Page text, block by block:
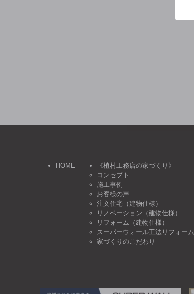
HOME
《植村工務店の家づくり》
コンセプト
施工事例
お客様の声
注文住宅（建物仕様）
リノベーション（建物仕様）
リフォーム（建物仕様）
スーパーウォール工法リフォーム
家づくりのこだわり